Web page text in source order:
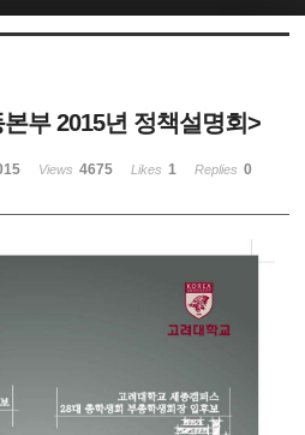
부 2015년 정책설명회>
Views 4675 Likes 1 Replies 0
케치북5
케치북5